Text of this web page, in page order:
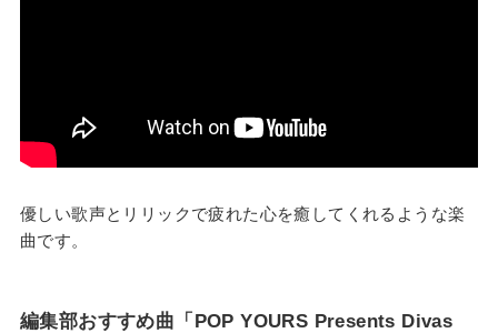
優しい歌声とリリックで疲れた心を癒してくれるような楽
曲です。
編集部おすすめ曲「POP YOURS Presents Divas